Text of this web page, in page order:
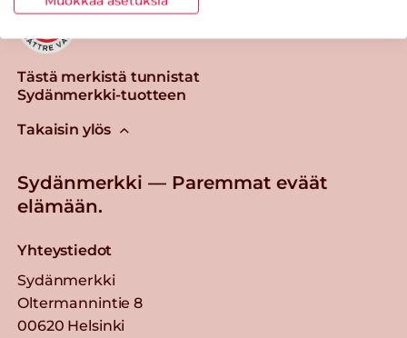
Tästä merkistä tunnistat
Sydänmerkki-tuotteen
Takaisin ylös
Sydänmerkki — Paremmat eväät
elämään.
Yhteystiedot
Sydänmerkki
Oltermannintie 8
00620 Helsinki